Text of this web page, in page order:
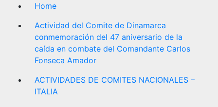
Home
Actividad del Comite de Dinamarca
conmemoración del 47 aniversario de la
caída en combate del Comandante Carlos
Fonseca Amador
ACTIVIDADES DE COMITES NACIONALES –
ITALIA